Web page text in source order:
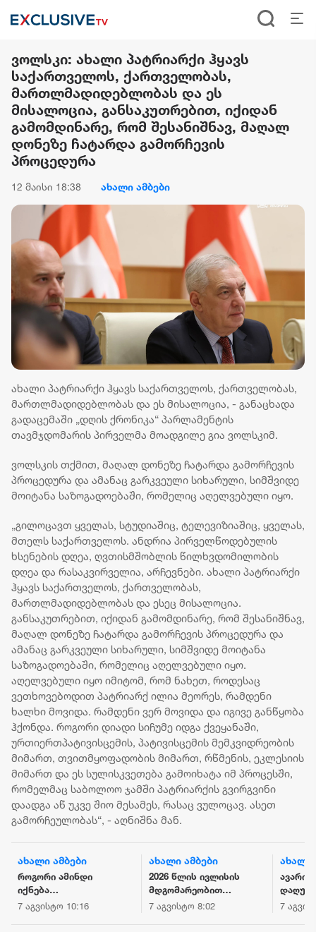
ვოლსკი: ახალი პატრიარქი ჰყავს
საქართველოს, ქართველობას,
მართლმადიდებლობას და ეს
მისალოცია, განსაკუთრებით, იქიდან
გამომდინარე, რომ შესანიშნავ, მაღალ
დონეზე ჩატარდა გამორჩევის
პროცედურა
12 მაისი 18:38 ახალი ამბები
ახალი პატრიარქი ჰყავს საქართველოს, ქართველობას,
მართლმადიდებლობას და ეს მისალოცია, - განაცხადა
გადაცემაში „დღის ქრონიკა“ პარლამენტის
თავმჯდომარის პირველმა მოადგილე გია ვოლსკიმ.
ვოლსკის თქმით, მაღალ დონეზე ჩატარდა გამორჩევის
პროცედურა და ამანაც გარკვეული სიხარული, სიმშვიდე
მოიტანა საზოგადოებაში, რომელიც აღელვებული იყო.
„გილოცავთ ყველას, სტუდიაშიც, ტელევიზიაშიც, ყველას,
მთელს საქართველოს. ანდრია პირველწოდებულის
ხსენების დღეა, ღვთისმშობლის წილხვდომილობის
დღეა და რასაკვირველია, არჩევნები. ახალი პატრიარქი
ჰყავს საქართველოს, ქართველობას,
მართლმადიდებლობას და ესეც მისალოცია.
განსაკუთრებით, იქიდან გამომდინარე, რომ შესანიშნავ,
მაღალ დონეზე ჩატარდა გამორჩევის პროცედურა და
ამანაც გარკვეული სიხარული, სიმშვიდე მოიტანა
საზოგადოებაში, რომელიც აღელვებული იყო.
აღელვებული იყო იმიტომ, რომ ნახეთ, როდესაც
ვეთხოვებოდით პატრიარქ ილია მეორეს, რამდენი
ხალხი მოვიდა. რამდენი ვერ მოვიდა და იგივე განწყობა
ჰქონდა. როგორი დიადი სიჩუმე იდგა ქვეყანაში,
ურთიერთპატივისცემის, პატივისცემის მემკვიდრეობის
მიმართ, თვითმყოფადობის მიმართ, რწმენის, ეკლესიის
მიმართ და ეს სულისკვეთება გამოიხატა იმ პროცესში,
რომელმაც საბოლოო ჯამში პატრიარქის გვირგვინი
დაადგა აწ უკვე შიო მესამეს, რასაც ვულოცავ. ასეთ
გამორჩეულობას“, - აღნიშნა მან.
ახალი ამბები
როგორი ამინდი
იქნება
საქართველოს
7 აგვისტო 10:16
ახალი ამბები
2026 წლის ივლისის
მდგომარეობით
საქართველოს
7 აგვისტო 8:02
ახალი
ავარია
7